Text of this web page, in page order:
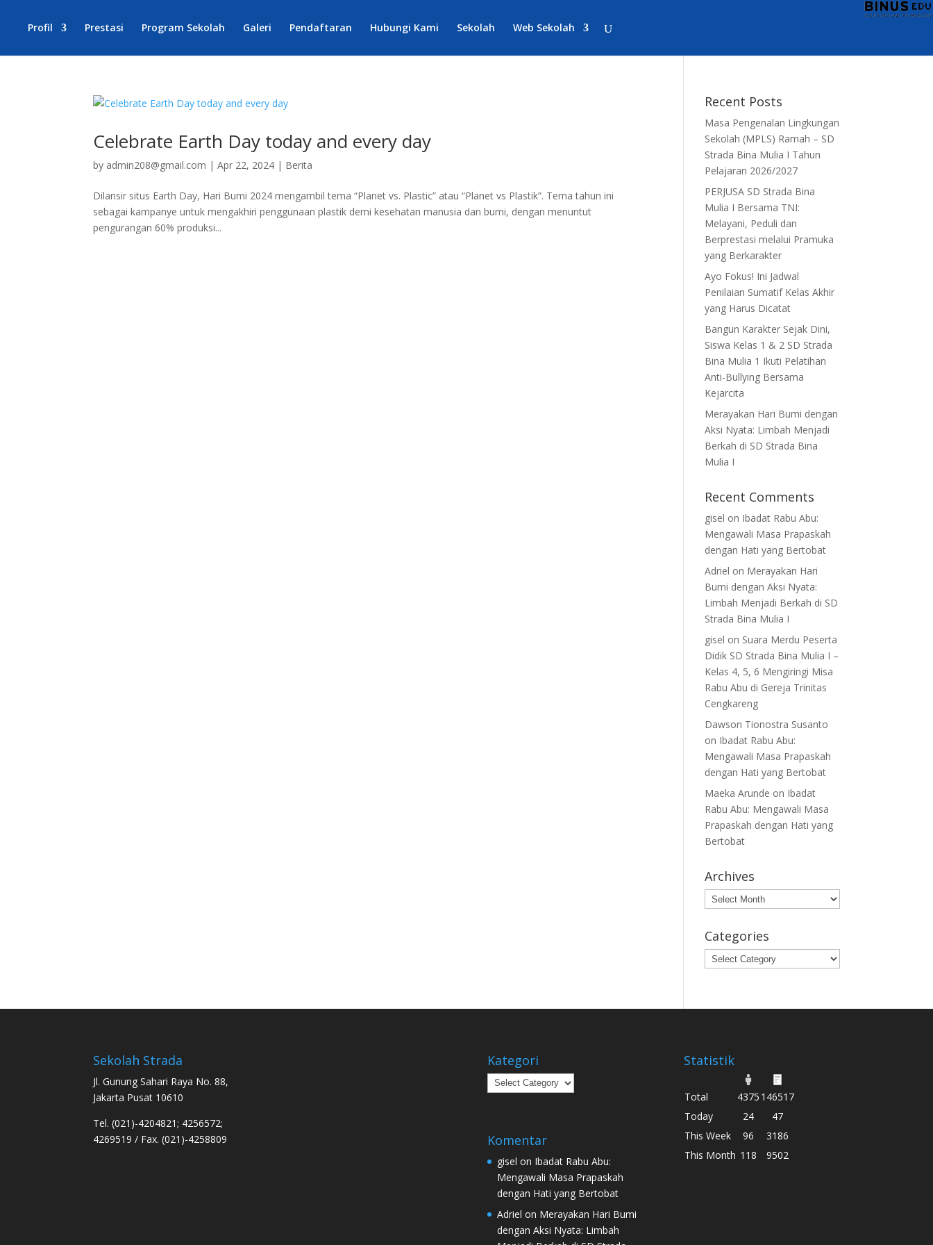
Profil Prestasi Program Sekolah Galeri Pendaftaran Hubungi Kami Sekolah Web Sekolah
Celebrate Earth Day today and every day
by admin208@gmail.com |Apr 22, 2024 | Berita
Dilansir situs Earth Day, Hari Bumi 2024 mengambil tema “Planet vs. Plastic” atau “Planet vs Plastik”. Tema tahun ini
sebagai kampanye untuk mengakhiri penggunaan plastik demi kesehatan manusia dan bumi, dengan menuntut
pengurangan 60% produksi...
Recent Posts
Masa Pengenalan Lingkungan
Sekolah (MPLS) Ramah – SD
Strada Bina Mulia I Tahun
Pelajaran 2026/2027
PERJUSA SD Strada Bina
Mulia I Bersama TNI:
Melayani, Peduli dan
Berprestasi melalui Pramuka
yang Berkarakter
Ayo Fokus! Ini Jadwal
Penilaian Sumatif Kelas Akhir
yang Harus Dicatat
Bangun Karakter Sejak Dini,
Siswa Kelas 1 & 2 SD Strada
Bina Mulia 1 Ikuti Pelatihan
Anti-Bullying Bersama
Kejarcita
Merayakan Hari Bumi dengan
Aksi Nyata: Limbah Menjadi
Berkah di SD Strada Bina
Mulia I
Recent Comments
gisel on Ibadat Rabu Abu:
Mengawali Masa Prapaskah
dengan Hati yang Bertobat
Adriel on Merayakan Hari
Bumi dengan Aksi Nyata:
Limbah Menjadi Berkah di SD
Strada Bina Mulia I
gisel on Suara Merdu Peserta
Didik SD Strada Bina Mulia I –
Kelas 4, 5, 6 Mengiringi Misa
Rabu Abu di Gereja Trinitas
Cengkareng
Dawson Tionostra Susanto
on Ibadat Rabu Abu:
Mengawali Masa Prapaskah
dengan Hati yang Bertobat
Maeka Arunde on Ibadat
Rabu Abu: Mengawali Masa
Prapaskah dengan Hati yang
Bertobat
Archives
Archives
Categories
Categories
Sekolah Strada
Jl. Gunung Sahari Raya No. 88,
Jakarta Pusat 10610
Tel. (021)-4204821; 4256572;
4269519 / Fax. (021)-4258809
Kategori
Kategori
Komentar
gisel on Ibadat Rabu Abu:
Mengawali Masa Prapaskah
dengan Hati yang Bertobat
Adriel on Merayakan Hari Bumi
dengan Aksi Nyata: Limbah
Statistik
Total 4375 146517
Today
24
47
This Week
96
3186
This Month 118 9502